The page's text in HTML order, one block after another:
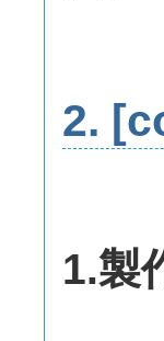
2.
1.製